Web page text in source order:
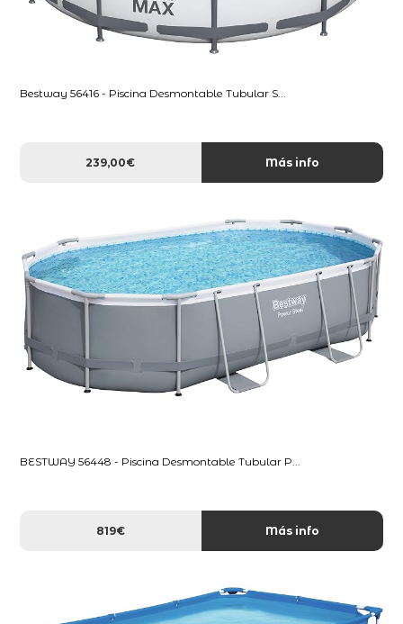
Bestway 56416 - Piscina Desmontable Tubular S...
239,00€ Más info
BESTWAY 56448 - Piscina Desmontable Tubular P...
819€ Más info